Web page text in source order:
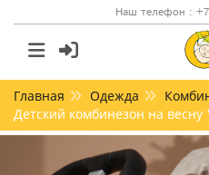
Наш телефон :
Главная Одежда
Детский комбинезон на весну